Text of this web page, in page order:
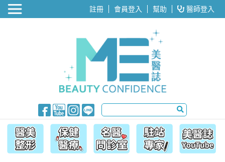
醫美整形 註冊 會員登入 幫助 醫師登入